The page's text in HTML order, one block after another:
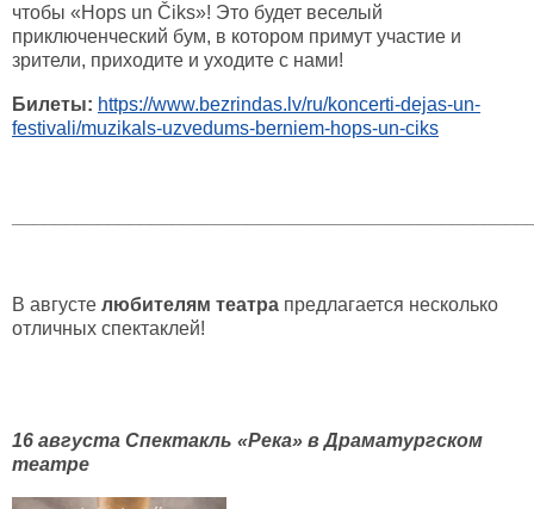
чтобы «Hops un Čiks»! Это будет веселый
приключенческий бум, в котором примут участие и
зрители, приходите и уходите с нами!
Билеты: https://www.bezrindas.lv/ru/koncerti-dejas-un-
festivali/muzikals-uzvedums-berniem-hops-un-ciks
В августе любителям театра предлагается несколько
отличных спектаклей!
16 августа Спектакль «Река» в Драматургском
театре